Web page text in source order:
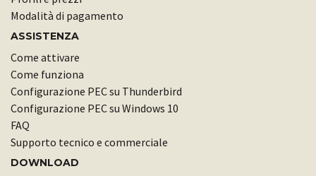
Modalità di pagamento
ASSISTENZA
Come attivare
Come funziona
Configurazione PEC su Thunderbird
Configurazione PEC su Windows 10
FAQ
Supporto tecnico e commerciale
DOWNLOAD